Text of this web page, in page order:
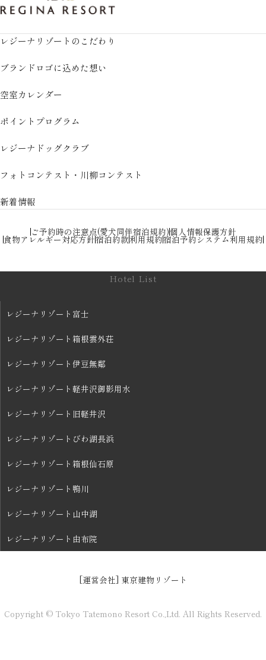
レジーナリゾートのこだわり
ブランドロゴに込めた想い
空室カレンダー
ポイントプログラム
レジーナドッグクラブ
フォトコンテスト・川柳コンテスト
新着情報
ご予約時の注意点(愛犬同伴宿泊規約)個人情報保護方針
食物アレルギー対応方針宿泊約款利用規約宿泊予約システム利用規約
Hotel List
レジーナリゾート富士
レジーナリゾート箱根雲外荘
レジーナリゾート伊豆無鄰
レジーナリゾート軽井沢御影用水
レジーナリゾート旧軽井沢
レジーナリゾートびわ湖長浜
レジーナリゾート箱根仙石原
レジーナリゾート鴨川
レジーナリゾート山中湖
レジーナリゾート由布院
[運営会社] 東京建物リゾート
Copyright © Tokyo Tatemono Resort Co.,Ltd. All Rights Reserved.